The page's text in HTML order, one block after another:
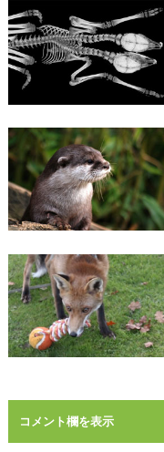
コメント欄を表示